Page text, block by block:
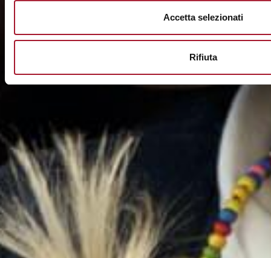
Accetta selezionati
Rifiuta